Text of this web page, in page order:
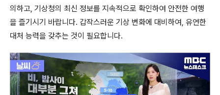
의하고, 기상청의 최신 정보를 지속적으로 확인하여 안전한 여행
을 즐기시기 바랍니다. 갑작스러운 기상 변화에 대비하여, 유연한
대처 능력을 갖추는 것이 필요합니다.